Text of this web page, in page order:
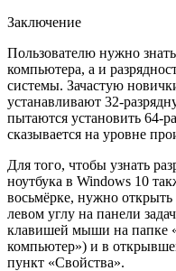
Заключение
Пользователю нужно
компьютера, а и
системы. Зачастую
устанавливают 32-
пытаются установить 64-
сказывается на уровне
Для того, чтобы узнать
ноутбука в Windows 10
восьмёрке, нужно
левом углу на панели
клавишей мыши на папке
компьютер») и в
пункт «Свойства».